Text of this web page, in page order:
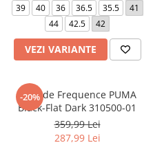
Slapi barbati
Mocasini
Pantofi sport femei
Slapi femei
Sandale & Slapi copii
39
40 36 36.5 35.5
41
44
42.5 42
VEZI VARIANTE
-20%
Softride Frequence PUMA
Black-Flat Dark 310500-01
359,99 Lei
287,99 Lei